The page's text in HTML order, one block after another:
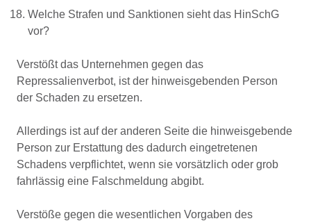
Welche Strafen und Sanktionen sieht das HinSchG
vor?
Verstößt das Unternehmen gegen das
Repressalienverbot, ist der hinweisgebenden Person
der Schaden zu ersetzen.
Allerdings ist auf der anderen Seite die hinweisgebende
Person zur Erstattung des dadurch eingetretenen
Schadens verpflichtet, wenn sie vorsätzlich oder grob
fahrlässig eine Falschmeldung abgibt.
Verstöße gegen die wesentlichen Vorgaben des